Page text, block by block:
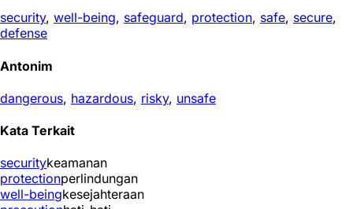
security, well-being, safeguard, protection, safe, secure,
defense
Antonim
dangerous, hazardous, risky, unsafe
Kata Terkait
securitykeamanan
protectionperlindungan
well-beingkesejahteraan